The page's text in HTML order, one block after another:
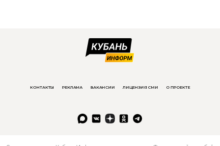
КОНТАКТЫ РЕКЛАМА ВАКАНСИИ ЛИЦЕНЗИЯ СМИ О ПРОЕКТЕ